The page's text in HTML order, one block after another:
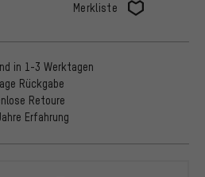
Merkliste
in 1-3 Werktagen
Rückgabe
Retoure
Erfahrung